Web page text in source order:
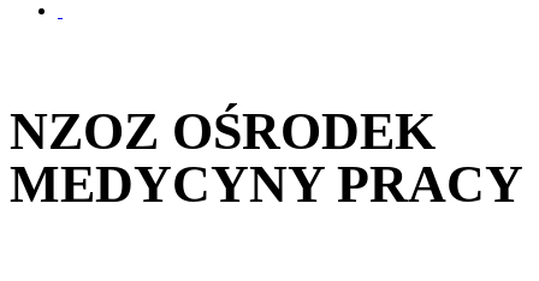
NZOZ OŚRODEK
MEDYCYNY PRACY